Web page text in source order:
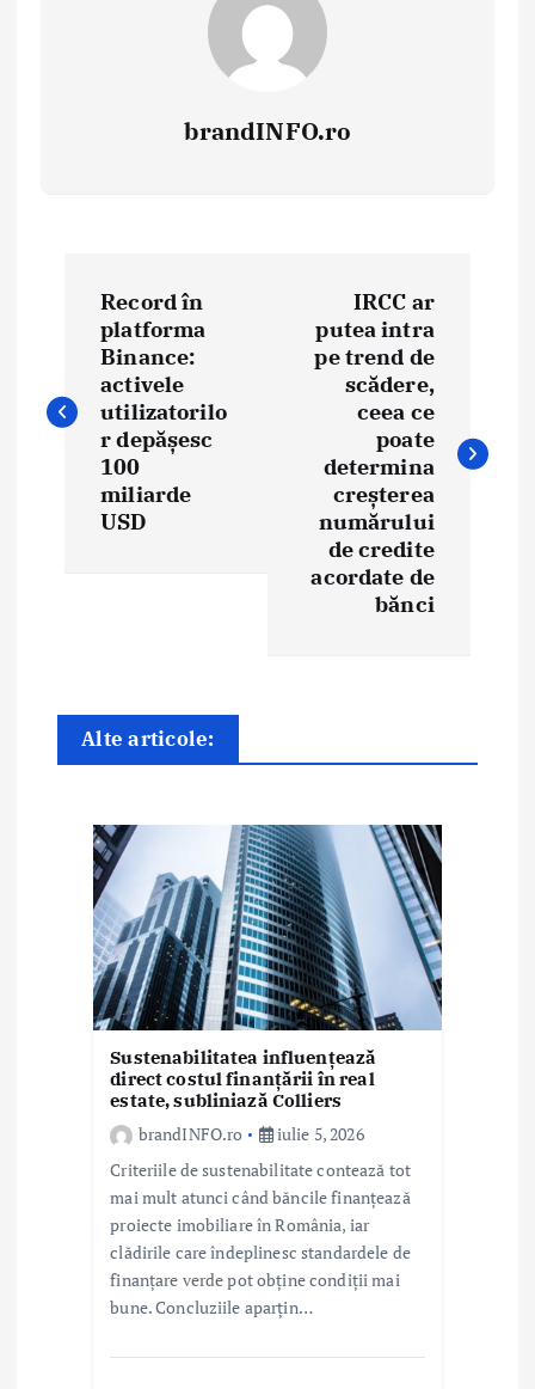
brandINFO.ro
i
n
a
Record în
platforma
Binance:
activele
utilizatorilo
r depășesc
100
miliarde
USD
IRCC ar
putea intra
pe trend de
scădere,
ceea ce
poate
determina
creșterea
numărului
de credite
acordate de
bănci
Alte articole:
Sustenabilitatea influențează
direct costul finanțării în real
estate, subliniază Colliers
brandINFO.ro
iulie 5, 2026
Criteriile de sustenabilitate contează tot
mai mult atunci când băncile finanțează
proiecte imobiliare în România, iar
clădirile care îndeplinesc standardele de
finanțare verde pot obține condiții mai
bune. Concluziile aparțin…